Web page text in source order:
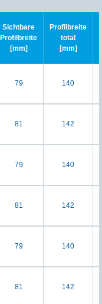
Sichtbare
Profilbreite
[mm]
Profilbreite
total
[mm]
79 140
81 142
79 140
81 142
79 140
81 142